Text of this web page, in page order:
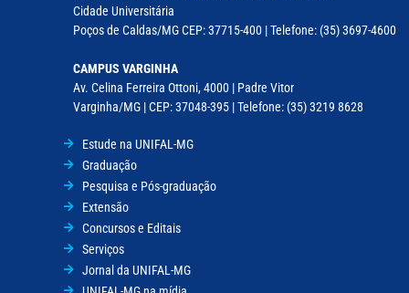
Cidade Universitária
Poços de Caldas/MG CEP: 37715-400 | Telefone: (35) 3697-4600
CAMPUS VARGINHA
Av. Celina Ferreira Ottoni, 4000 | Padre Vitor
Varginha/MG | CEP: 37048-395 | Telefone: (35) 3219 8628
Estude na UNIFAL-MG
Graduação
Pesquisa e Pós-graduação
Extensão
Concursos e Editais
Serviços
Jornal da UNIFAL-MG